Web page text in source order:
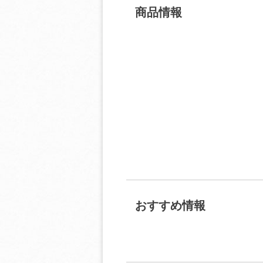
商品情報
おすすめ情報